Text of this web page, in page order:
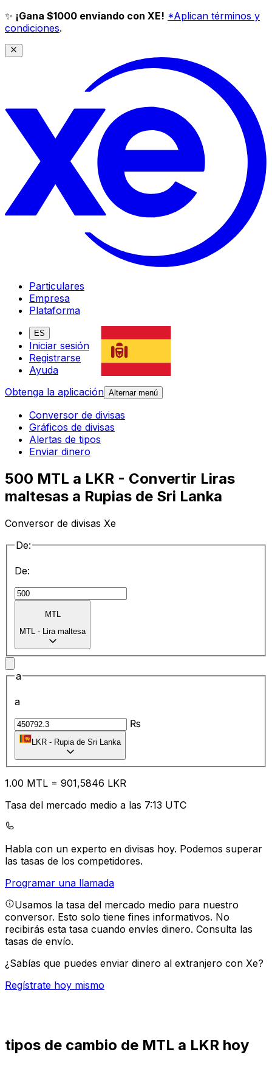
✨ ¡Gana $1000 enviando con XE! *Aplican términos y
condiciones.
Particulares
Empresa
Plataforma
ES
Iniciar sesión
Registrarse
Ayuda
Obtenga la aplicación Alternar menú
Conversor de divisas
Gráficos de divisas
Alertas de tipos
Enviar dinero
500 MTL a LKR - Convertir Liras
maltesas a Rupias de Sri Lanka
Conversor de divisas Xe
De:
De:
MTL
MTL - Lira maltesa
a
a
₨
LKR - Rupia de Sri Lanka
1.00 MTL = 901,5846 LKR
Tasa del mercado medio a las 7:13 UTC
Habla con un experto en divisas hoy. Podemos superar
las tasas de los competidores.
Programar una llamada
Usamos la tasa del mercado medio para nuestro
conversor. Esto solo tiene fines informativos. No
recibirás esta tasa cuando envíes dinero. Consulta las
tasas de envío.
¿Sabías que puedes enviar dinero al extranjero con Xe?
Regístrate hoy mismo
tipos de cambio de MTL a LKR hoy